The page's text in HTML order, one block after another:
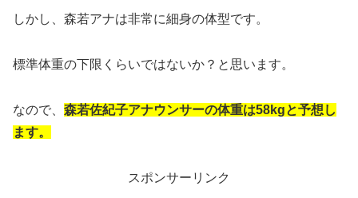
しかし、森若アナは非常に細身の体型です。
標準体重の下限くらいではないか？と思います。
なので、 森若佐紀子アナウンサーの体重は58kgと予想し
ます。
スポンサーリンク